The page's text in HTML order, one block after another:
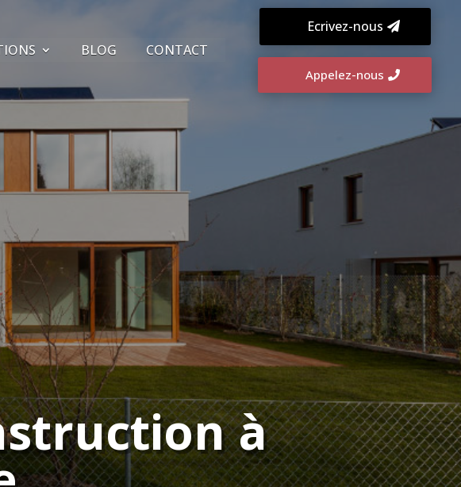
BLOG CONTACT
Ecrivez-nous
Appelez-nous
à